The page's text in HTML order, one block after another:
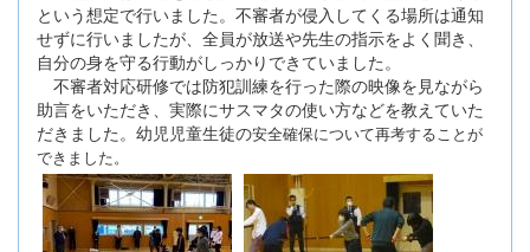
という想定で行いました。不審者が侵入してくる場所は通知
せずに行いましたが、全員が放送や先生の指示をよく聞き、
自分の身を守る行動がしっかりできていました。
不審者対応研修では防犯訓練を行った際の映像を見ながら
助言をいただき、実際にサスマタの使い方などを教えていた
だきました。幼児児童生徒の安全確保について再考することが
できました。